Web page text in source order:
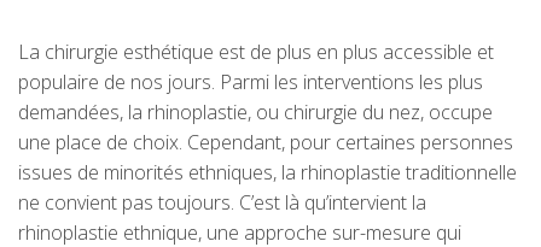
La chirurgie esthétique est de plus en plus accessible et
populaire de nos jours. Parmi les interventions les plus
demandées, la rhinoplastie, ou chirurgie du nez, occupe
une place de choix. Cependant, pour certaines personnes
issues de minorités ethniques, la rhinoplastie traditionnelle
ne convient pas toujours. C’est là qu’intervient la
rhinoplastie ethnique, une approche sur-mesure qui